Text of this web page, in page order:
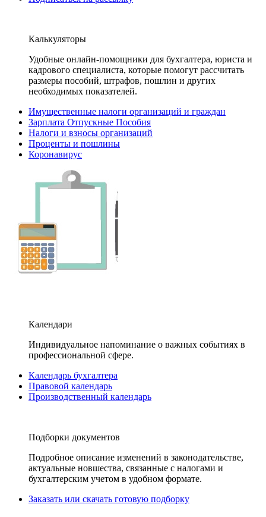
Калькуляторы
Удобные онлайн-помощники для бухгалтера, юриста и
кадрового специалиста, которые помогут рассчитать
размеры пособий, штрафов, пошлин и других
необходимых показателей.
Имущественные налоги организаций и граждан
Зарплата Отпускные Пособия
Налоги и взносы организаций
Проценты и пошлины
Коронавирус
Календари
Индивидуальное напоминание о важных событиях в
профессиональной сфере.
Календарь бухгалтера
Правовой календарь
Производственный календарь
Подборки документов
Подробное описание изменений в законодательстве,
актуальные новшества, связанные с налогами и
бухгалтерским учетом в удобном формате.
Заказать или скачать готовую подборку